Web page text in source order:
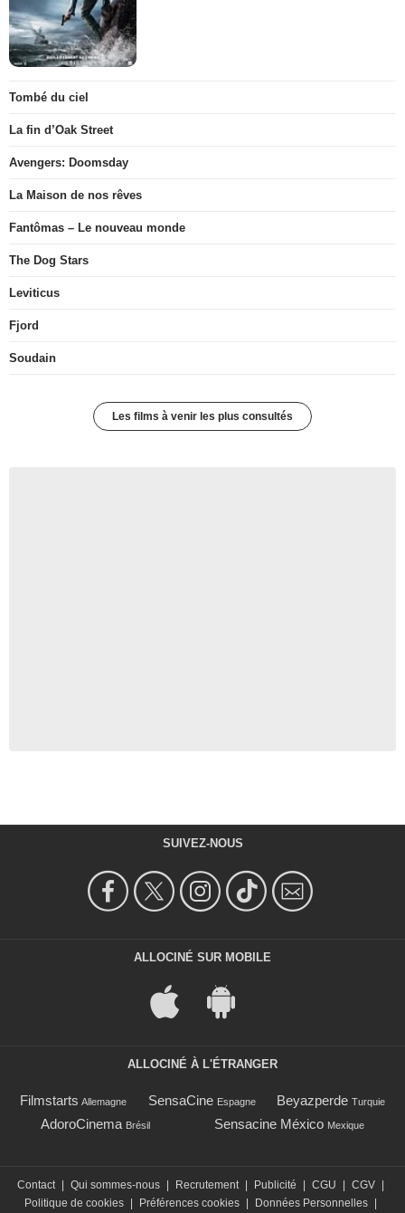
Tombé du ciel
La fin d’Oak Street
Avengers: Doomsday
La Maison de nos rêves
Fantômas – Le nouveau monde
The Dog Stars
Leviticus
Fjord
Soudain
Les films à venir les plus consultés
SUIVEZ-NOUS
ALLOCINÉ SUR MOBILE
ALLOCINÉ À L'ÉTRANGER
Filmstarts Allemagne SensaCine Espagne Beyazperde Turquie
AdoroCinema Brésil Sensacine México Mexique
Contact Qui sommes-nous Recrutement Publicité CGU CGV
Politique de cookies
Préférences cookies Données Personnelles